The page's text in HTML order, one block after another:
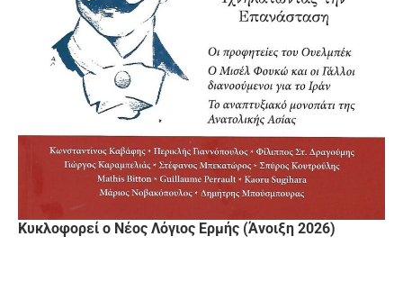
Κυκλοφορεί ο Νέος Λόγιος Ερμής (Άνοιξη 2026)